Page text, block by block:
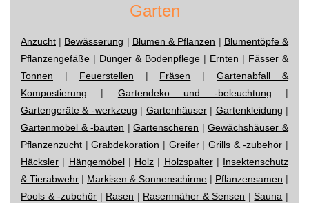
Garten
Anzucht | Bewässerung | Blumen & Pflanzen | Blumentöpfe &
Pflanzengefäße | Dünger & Bodenpflege | Ernten | Fässer &
Tonnen | Feuerstellen | Fräsen |Gartenabfall &
Kompostierung | Gartendeko und -beleuchtung |
Gartengeräte & -werkzeug | Gartenhäuser| Gartenkleidung |
Gartenmöbel & -bauten |Gartenscheren |Gewächshäuser &
Pflanzenzucht |Grabdekoration | Greifer|Grills & -zubehör |
Häcksler | Hängemöbel| Holz | Holzspalter| Insektenschutz
& Tierabwehr | Markisen & Sonnenschirme | Pflanzensamen |
Pools & -zubehör | Rasen | Rasenmäher & Sensen |Sauna |